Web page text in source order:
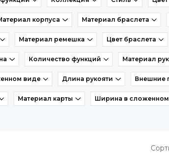
корпуса Материал браслета
Материал ремешка Цвет браслета
Количество функций Материал
виде Длина рукояти Внешние
Материал карты Ширина в